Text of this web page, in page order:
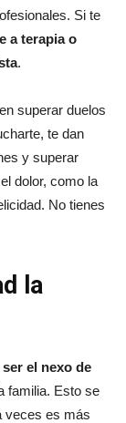
Si te
a terapia o
.
superar duelos
te dan
y superar
dolor, como la
No tienes
la
el nexo de
familia. Esto se
veces es más